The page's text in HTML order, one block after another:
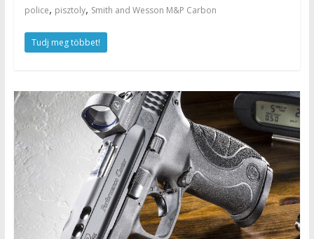
police, pisztoly, Smith and Wesson M&P Carbon
Tudj meg többet!